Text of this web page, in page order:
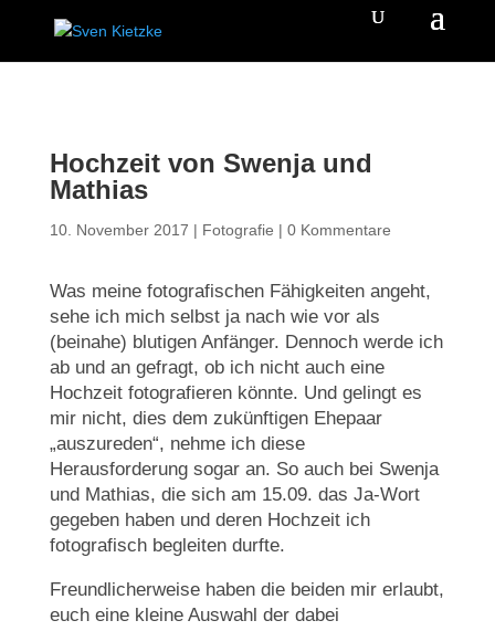
Hochzeit von Swenja und
Mathias
10. November 2017 | Fotografie | 0 Kommentare
Was meine fotografischen Fähigkeiten angeht,
sehe ich mich selbst ja nach wie vor als
(beinahe) blutigen Anfänger. Dennoch werde ich
ab und an gefragt, ob ich nicht auch eine
Hochzeit fotografieren könnte. Und gelingt es
mir nicht, dies dem zukünftigen Ehepaar
„auszureden“, nehme ich diese
Herausforderung sogar an. So auch bei Swenja
und Mathias, die sich am 15.09. das Ja-Wort
gegeben haben und deren Hochzeit ich
fotografisch begleiten durfte.
Freundlicherweise haben die beiden mir erlaubt,
euch eine kleine Auswahl der dabei